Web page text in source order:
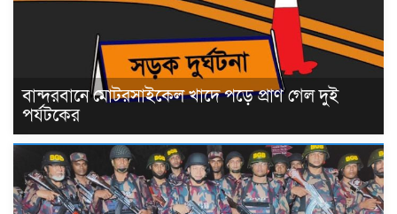
বান্দরবানে মোটরসাইকেল খাদে পড়ে প্রাণ গেল দুই
পর্যটকের